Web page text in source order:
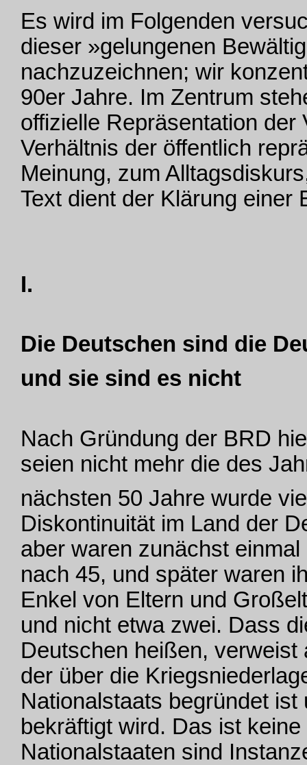
Es wird im Folgenden
dieser »gelungenen
nachzuzeichnen; wir
90er Jahre. Im Zentrum
offizielle Repräsentation
Verhältnis der öffentlich
Meinung, zum
Text dient der Klärung einer
I.
Die Deutschen sind die
und sie sind es nicht
Nach Gründung der BRD
seien nicht mehr die des
nächsten 50 Jahre wurde
Diskontinuität im Land der
aber waren zunächst
nach 45, und später waren
Enkel von Eltern und
und nicht etwa zwei. Dass
Deutschen heißen, verweist
der über die
Nationalstaats begründet
bekräftigt wird. Das ist
Nationalstaaten sind